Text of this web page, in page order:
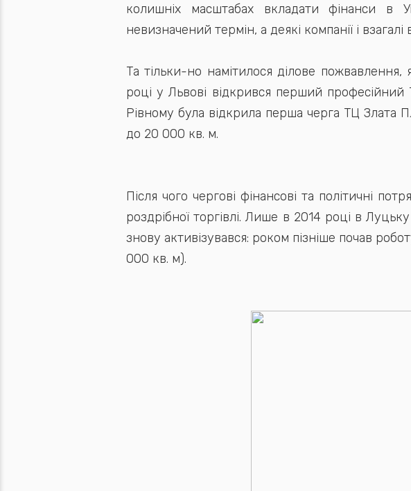
колишніх масштабах вкладати фінанси в
невизначений термін, а деякі компанії і
Та тільки-но намітилося ділове пожвавлення,
році у Львові відкрився перший
Рівному була відкрила перша черга ТЦ Злата
до 20 000 кв. м.
Після чого чергові фінансові та політичні
роздрібної торгівлі. Лише в 2014 році в
знову активізувався: роком пізніше почав
000 кв. м).